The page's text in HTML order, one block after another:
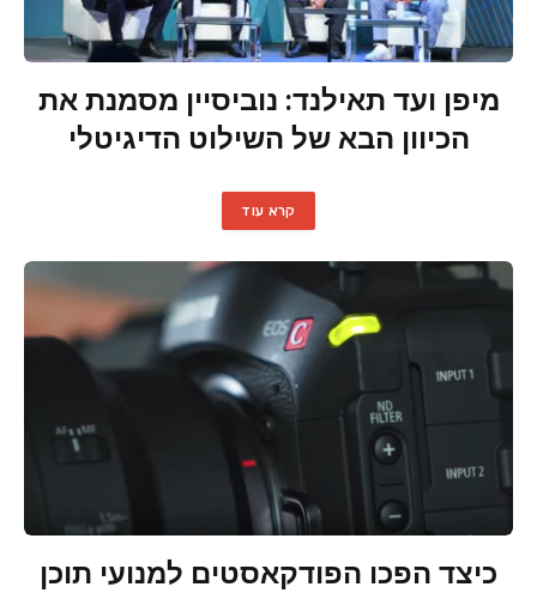
מיפן ועד תאילנד: נוביסיין מסמנת את
הכיוון הבא של השילוט הדיגיטלי
קרא עוד
כיצד הפכו הפודקאסטים למנועי תוכן